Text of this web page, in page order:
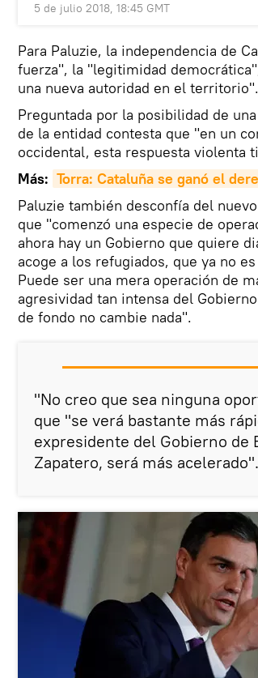
5 de julio 2018, 18:45 GMT
Para Paluzie, la independencia de
fuerza", la "legitimidad
una nueva autoridad en el territorio".
Preguntada por la posibilidad de
de la entidad contesta que "en un
occidental, esta respuesta violenta
Más: Torra: Cataluña se ganó el
Paluzie también desconfía del
que "comenzó una especie de
ahora hay un Gobierno que quiere
acoge a los refugiados, que ya no
Puede ser una mera operación de
agresividad tan intensa del
de fondo no cambie nada".
"No creo que sea ninguna
que "se verá bastante más
expresidente del Gobierno de
Zapatero, será más acelerado".